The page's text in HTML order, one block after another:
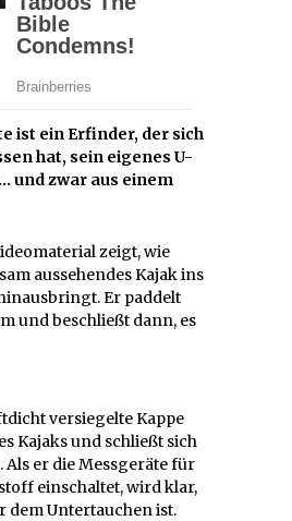
ist ein Erfinder, der sich
hat, sein eigenes U-
und zwar aus einem
zeigt, wie
aussehendes Kajak ins
Er paddelt
und beschließt dann, es
versiegelte Kappe
Kajaks und schließt sich
Als er die Messgeräte für
einschaltet, wird klar,
dem Untertauchen ist.